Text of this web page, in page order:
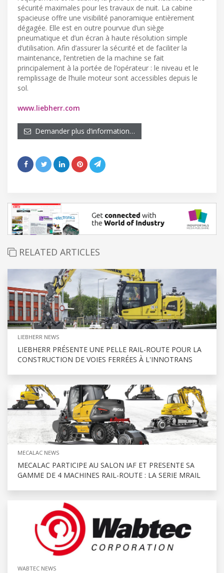
sécurité maximales pour les travaux de nuit. La cabine
spacieuse offre une visibilité panoramique entièrement
dégagée. Elle est en outre pourvue d’un siège
pneumatique et d’un écran à haute résolution simple
d’utilisation. Afin d’assurer la sécurité et de faciliter la
maintenance, l’entretien de la machine se fait
principalement à la portée de l’opérateur : le niveau et le
remplissage de l’huile moteur sont accessibles depuis le
sol.
www.liebherr.com
Demander plus d’information…
RELATED ARTICLES
LIEBHERR NEWS
LIEBHERR PRÉSENTE UNE PELLE RAIL-ROUTE POUR LA
CONSTRUCTION DE VOIES FERRÉES À L'INNOTRANS
MECALAC NEWS
MECALAC PARTICIPE AU SALON IAF ET PRESENTE SA
GAMME DE 4 MACHINES RAIL-ROUTE : LA SERIE MRAIL
WABTEC NEWS